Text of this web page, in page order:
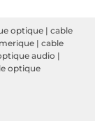
optique | cable
| cable
audio |
optique